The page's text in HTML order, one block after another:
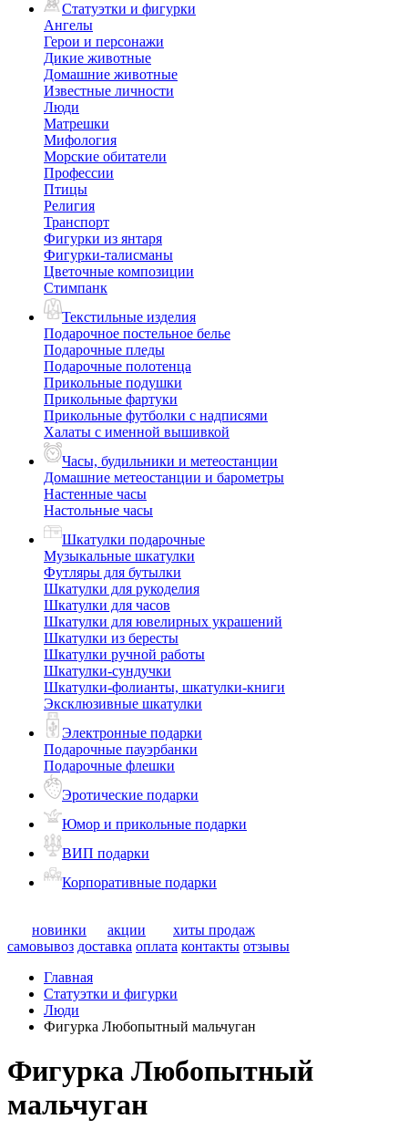
Статуэтки и фигурки
Ангелы
Герои и персонажи
Дикие животные
Домашние животные
Известные личности
Люди
Матрешки
Мифология
Морские обитатели
Профессии
Птицы
Религия
Транспорт
Фигурки из янтаря
Фигурки-талисманы
Цветочные композиции
Стимпанк
Текстильные изделия
Подарочное постельное белье
Подарочные пледы
Подарочные полотенца
Прикольные подушки
Прикольные фартуки
Прикольные футболки с надписями
Халаты с именной вышивкой
Часы, будильники и метеостанции
Домашние метеостанции и барометры
Настенные часы
Настольные часы
Шкатулки подарочные
Музыкальные шкатулки
Футляры для бутылки
Шкатулки для рукоделия
Шкатулки для часов
Шкатулки для ювелирных украшений
Шкатулки из бересты
Шкатулки ручной работы
Шкатулки-сундучки
Шкатулки-фолианты, шкатулки-книги
Эксклюзивные шкатулки
Электронные подарки
Подарочные пауэрбанки
Подарочные флешки
Эротические подарки
Юмор и прикольные подарки
ВИП подарки
Корпоративные подарки
новинки акции
хиты продаж
самовывоз доставка оплата контакты отзывы
Главная
Статуэтки и фигурки
Люди
Фигурка Любопытный мальчуган
Фигурка Любопытный
мальчуган